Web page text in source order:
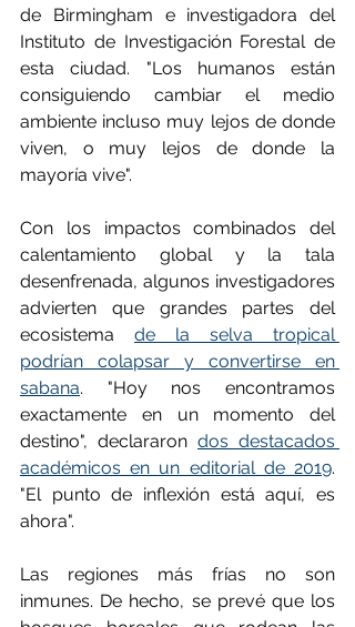
de Birmingham e investigadora del
Instituto de Investigación Forestal de
esta ciudad. "Los humanos están
consiguiendo cambiar el medio
ambiente incluso muy lejos de donde
viven, o muy lejos de donde la
mayoría vive".
Con los impactos combinados del
calentamiento global y la tala
desenfrenada, algunos investigadores
advierten que grandes partes del
ecosistema de la selva tropical
podrían colapsar y convertirse en
sabana. "Hoy nos encontramos
exactamente en un momento del
destino", declararon dos destacados
académicos en un editorial de 2019.
"El punto de inflexión está aquí, es
ahora".
Las regiones más frías no son
inmunes. De hecho, se prevé que los